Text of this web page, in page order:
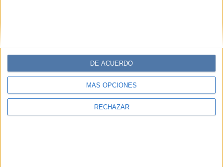
MÁS OPCIONES
RECHAZAR
DE ACUERDO